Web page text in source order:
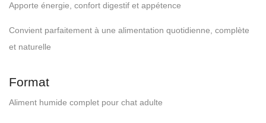
Apporte énergie, confort digestif et appétence
Convient parfaitement à une alimentation quotidienne, complète
et naturelle
Format
Aliment humide complet pour chat adulte